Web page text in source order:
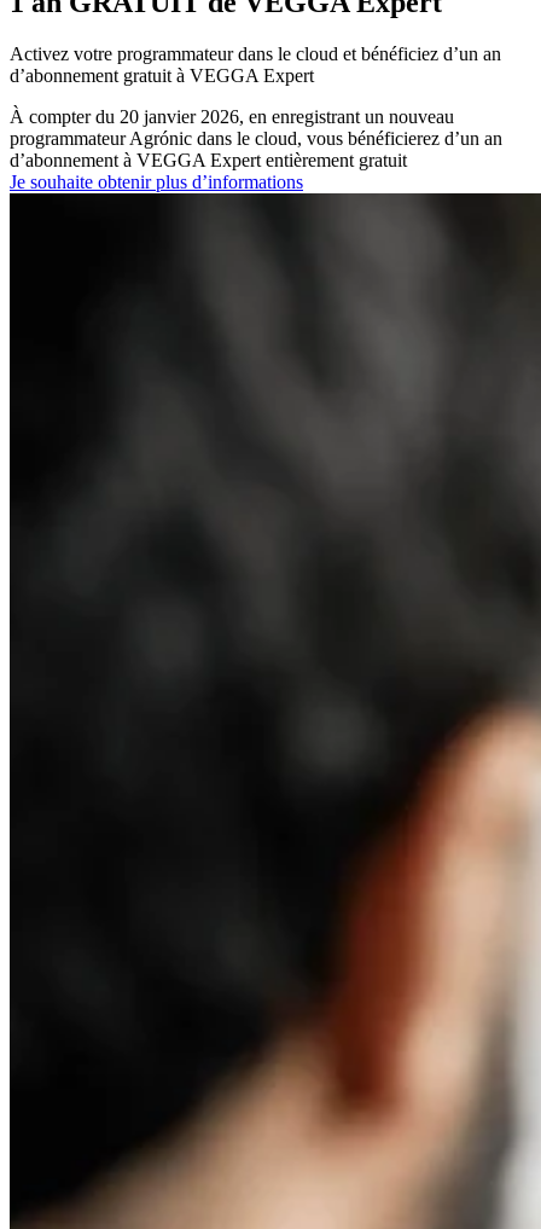
Activez votre programmateur dans le cloud et bénéficiez d’un an
d’abonnement gratuit à VEGGA Expert
À compter du 20 janvier 2026, en enregistrant un nouveau
programmateur Agrónic dans le cloud, vous bénéficierez d’un an
d’abonnement à VEGGA Expert entièrement gratuit
Je souhaite obtenir plus d’informations